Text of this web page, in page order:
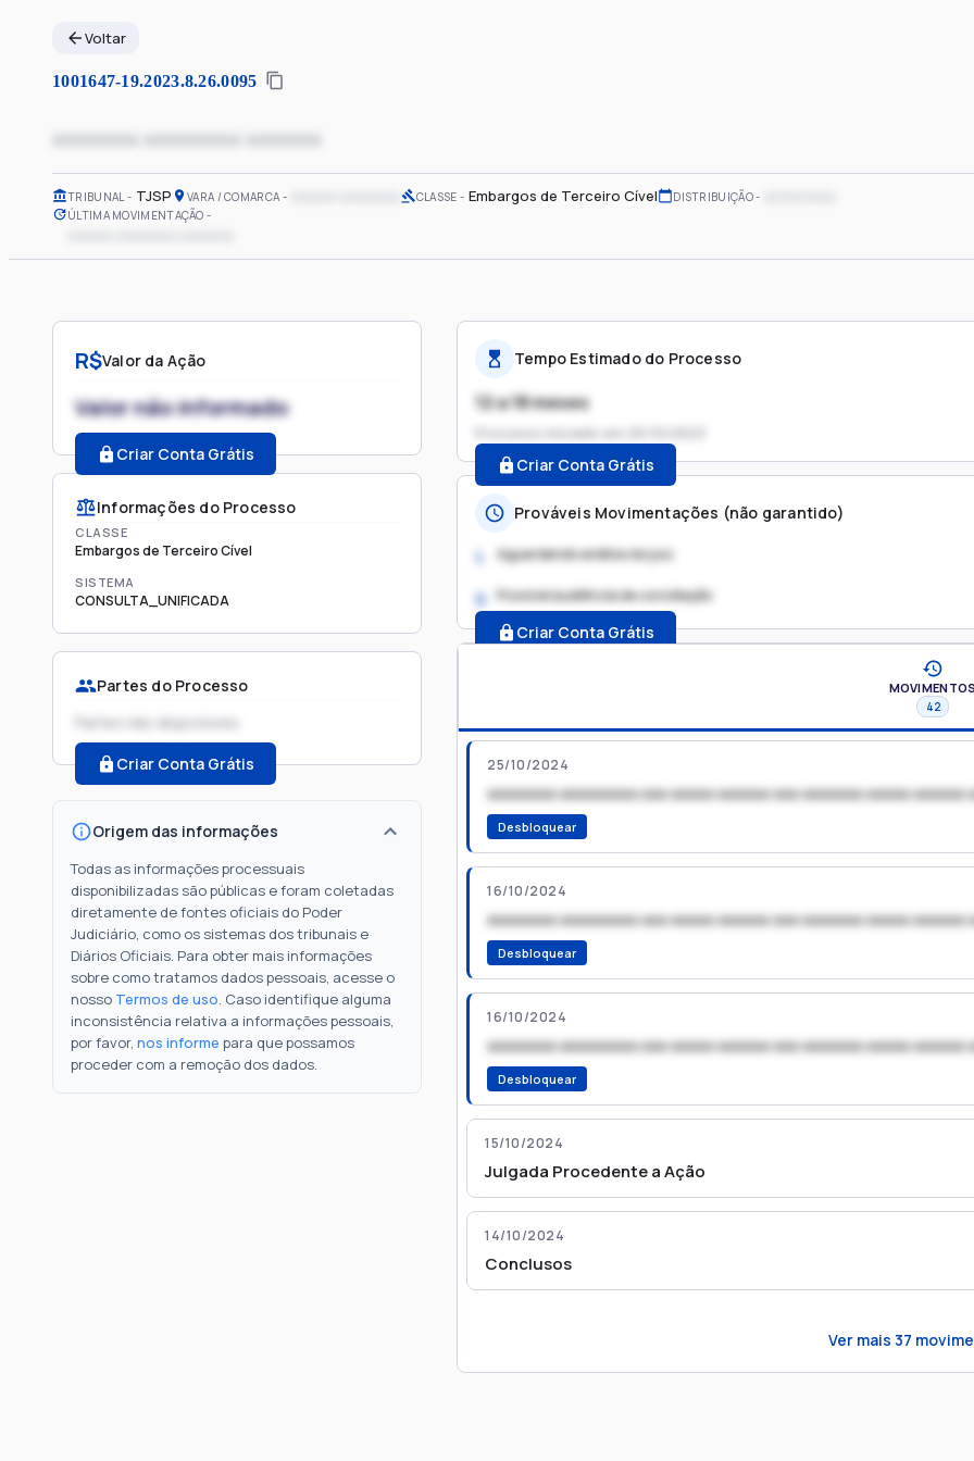
Voltar
1001647-19.2023.8.26.0095
xxxxxxxx xxxxxxxxx xxxxxxx
TRIBUNAL TJSP VARA / COMARCA CLASSE Embargos de Terceiro Cível DISTRIBUIÇÃO
ÚLTIMA MOVIMENTAÇÃO
R$Valor da Ação
Valor não informado
Criar Conta Grátis
Informações do Processo
CLASSE
Embargos de Terceiro Cível
SISTEMA
CONSULTA_UNIFICADA
Partes do Processo
Partes não disponíveis
Criar Conta Grátis
Origem das informações
Todas as informações processuais
disponibilizadas são públicas e foram coletadas
diretamente de fontes oficiais do Poder
Judiciário, como os sistemas dos tribunais e
Diários Oficiais. Para obter mais informações
sobre como tratamos dados pessoais, acesse o
nosso Termos de uso. Caso identifique alguma
inconsistência relativa a informações pessoais,
por favor, nos informe para que possamos
proceder com a remoção dos dados.
Tempo Estimado do Processo
12 a 18 meses
Processo iniciado em
Criar Conta Grátis
Prováveis Movimentações (não garantido)
1. Aguardando análise do juiz
2. Possível audiência de conciliação
Criar Conta Grátis
MOVIMENTOS
42
25/10/2024
xxxxxxxx xxxxxxxxx xxx xxxxx xxxxxx xxx xxxxxxx xxxxx xxxxxx
Desbloquear
16/10/2024
xxxxxxxx xxxxxxxxx xxx xxxxx xxxxxx xxx xxxxxxx xxxxx xxxxxx
Desbloquear
16/10/2024
xxxxxxxx xxxxxxxxx xxx xxxxx xxxxxx xxx xxxxxxx xxxxx xxxxxx
Desbloquear
15/10/2024
Julgada Procedente a Ação
14/10/2024
Conclusos
Ver mais 37